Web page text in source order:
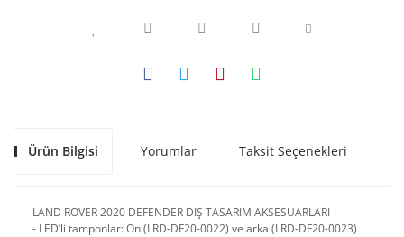
Ürün Bilgisi Yorumlar Taksit Seçenekleri
LAND ROVER 2020 DEFENDER DIŞ TASARIM AKSESUARLARI
- LED’li tamponlar: Ön (LRD-DF20-0022) ve arka (LRD-DF20-0023)